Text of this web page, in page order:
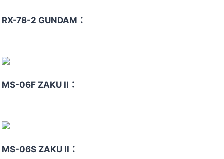
RX-78-2 GUNDAM：
MS-06F ZAKU II：
MS-06S ZAKU II：